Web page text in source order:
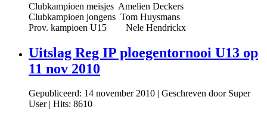
Clubkampioen meisjes Amelien Deckers
Clubkampioen jongens Tom Huysmans
Prov. kampioen U15 Nele Hendrickx
Uitslag Reg IP ploegentornooi U13 op
11 nov 2010
Gepubliceerd: 14 november 2010 | Geschreven door Super
User| Hits: 8610